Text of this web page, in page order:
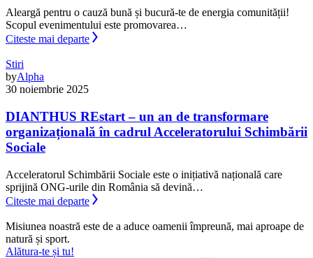
Aleargă pentru o cauză bună și bucură-te de energia comunității!
Scopul evenimentului este promovarea…
Citeste mai departe
Stiri
byAlpha
30 noiembrie 2025
DIANTHUS REstart – un an de transformare
organizațională în cadrul Acceleratorului Schimbării
Sociale
Acceleratorul Schimbării Sociale este o inițiativă națională care
sprijină ONG-urile din România să devină…
Citeste mai departe
Misiunea noastră este de a aduce oamenii împreună, mai aproape de
natură și sport.
Alătura-te și tu!